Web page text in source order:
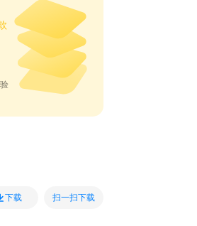
下载 扫一扫下载